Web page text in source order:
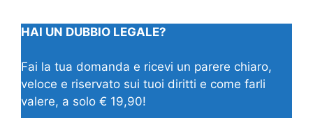
HAI UN DUBBIO LEGALE?
Fai la tua domanda e ricevi un parere chiaro,
veloce e riservato sui tuoi diritti e come farli
valere, a solo € 19,90!